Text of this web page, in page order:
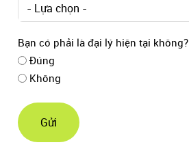
- Lựa chọn -
Bạn có phải là đại lý hiện tại không?
Đúng
Không
Gửi